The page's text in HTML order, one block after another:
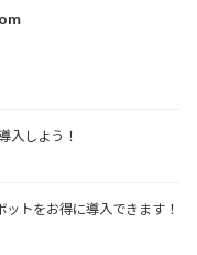
入しよう！
トをお得に導入できます！